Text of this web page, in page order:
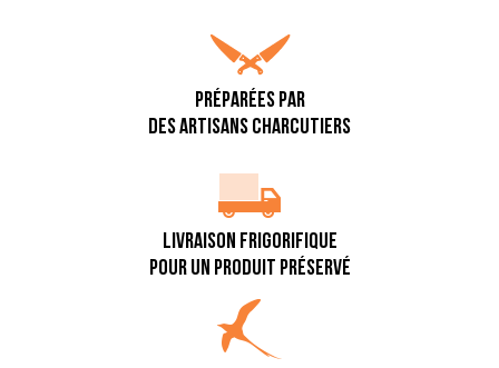
PRÉPARÉES PAR
DES ARTISANS CHARCUTIERS
LIVRAISON FRIGORIFIQUE
POUR UN PRODUIT PRÉSERVÉ